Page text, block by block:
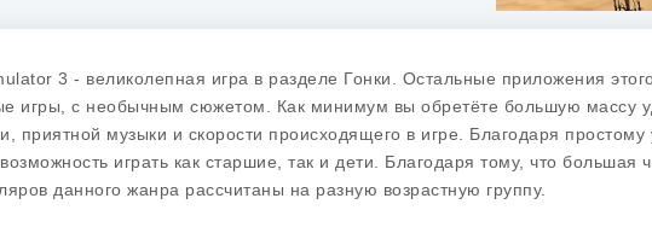
3 - великолепная игра в разделе Гонки. Остальные приложения
игры, с необычным сюжетом. Как минимум вы обретёте большую массу
приятной музыки и скорости происходящего в игре. Благодаря
играть как старшие, так и дети. Благодаря тому, что большая
данного жанра рассчитаны на разную возрастную группу.